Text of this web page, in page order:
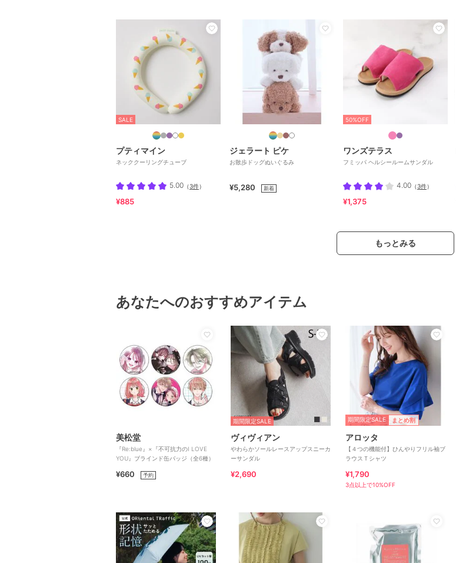
SALE
プティマイン
ネッククーリングチューブ
5.00 （3件）
¥885
ジェラート ピケ
お散歩ドッグぬいぐるみ
¥5,280 新着
50%OFF
ワンズテラス
フミッパ ヘルシールームサンダル
4.00 （3件）
¥1,375
もっとみる
あなたへのおすすめアイテム
美松堂
『Re:blue』×『不可抗力のI LOVE
YOU』ブラインド缶バッジ（全6種）
¥660 予約
期間限定SALE
ヴィヴィアン
やわらかソールレースアップスニーカ
ーサンダル
¥2,690
期間限定SALE まとめ割
アロッタ
【４つの機能付】ひんやりフリル袖ブ
ラウスＴシャツ
¥1,790
3点以上で10%OFF